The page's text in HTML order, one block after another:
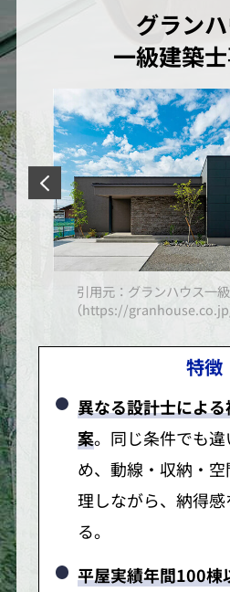
グラン
一級建築
引用元：グランハウス一
（https://
特徴
異なる設計士によ
案。同じ条件でも
め、動線・収納・
理しながら、納得
る。
平屋実績年間100棟